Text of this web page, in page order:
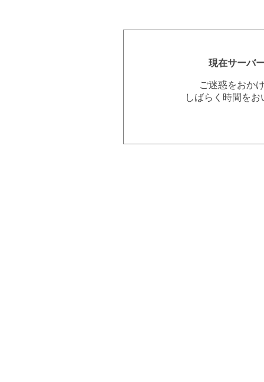
現在サーバ
ご迷惑をおか
しばらく時間を